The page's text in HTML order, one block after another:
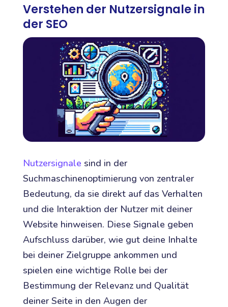
Verstehen der Nutzersignale in
der SEO
Nutzersignale sind in der
Suchmaschinenoptimierung von zentraler
Bedeutung, da sie direkt auf das Verhalten
und die Interaktion der Nutzer mit deiner
Website hinweisen. Diese Signale geben
Aufschluss darüber, wie gut deine Inhalte
bei deiner Zielgruppe ankommen und
spielen eine wichtige Rolle bei der
Bestimmung der Relevanz und Qualität
deiner Seite in den Augen der